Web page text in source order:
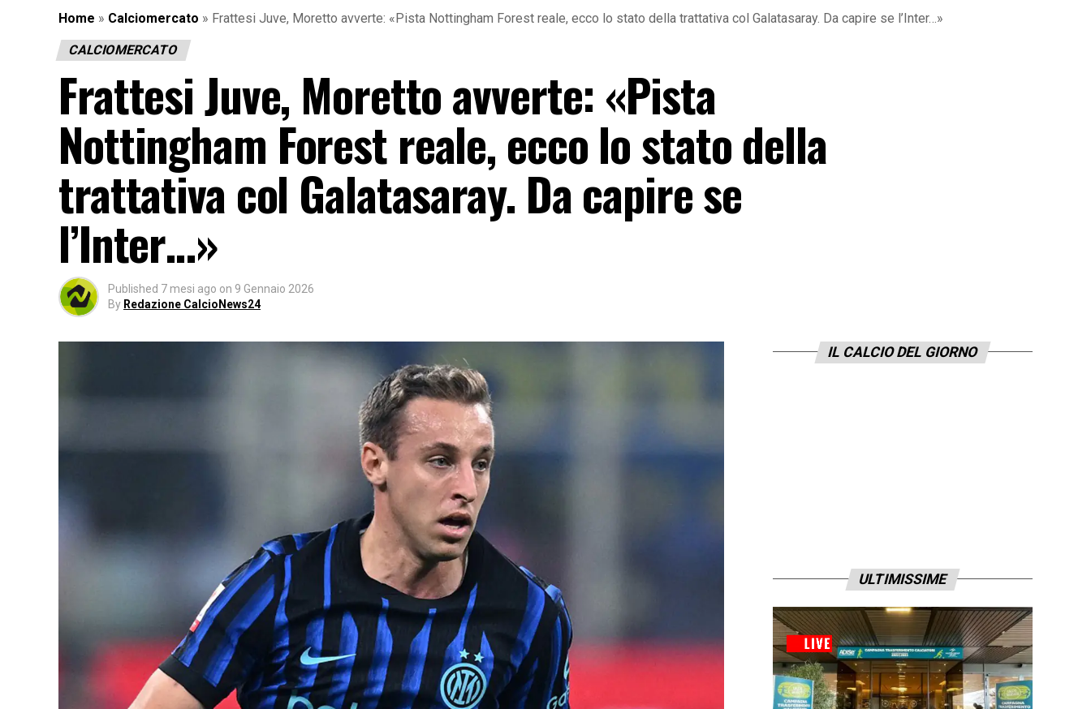
Home » Calciomercato » Frattesi Juve, Moretto avverte: «Pista Nottingham Forest reale, ecco lo stato della trattativa col Galatasaray. Da capire se l’Inter…»
CALCIOMERCATO
Frattesi Juve, Moretto avverte: «Pista
Nottingham Forest reale, ecco lo stato della
trattativa col Galatasaray. Da capire se
l’Inter…»
Published 7 mesi ago on 9 Gennaio 2026
By Redazione CalcioNews24
IL CALCIO DEL GIORNO
ULTIMISSIME